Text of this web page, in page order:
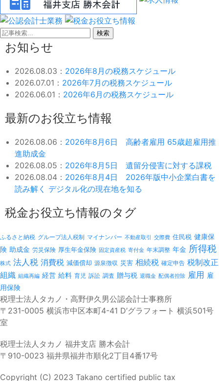
検索
お知らせ
2026.08.03： 2026年8月の税務スケジュール
2026.07.01： 2026年7月の税務スケジュール
2026.06.01： 2026年6月の税務スケジュール
最新のお役立ち情報
2026.08.06： 2026年8月6日 高齢者雇用 65歳超雇用推
進助成金
2026.08.05： 2026年8月5日 遺留分侵害に対する課税
2026.08.04： 2026年8月4日 2026年版中小企業白書を
読み解く デジタル化の現在地を知る
税金お役立ち情報のタグ
ふるさと納税 グループ法人税制 マイナンバー 不動産取引 交際費 住民税 健康保
険 助成金 労災保険 厚生年金保険 固定資産税 寄付金 年末調整 年金 所得税
株式 法人税 消費税 減価償却 源泉徴収 災害 相続税 確定申告 税制改正
組織 組織再編 経営 給料 育児 訴訟 調査 贈与税 退職金 配偶者控除 雇用 雇
用保険
税理士法人タカノ・高野伊久男公認会計士事務所
〒231-0005 横浜市中区本町4-41 D’グラフォート 横浜501号
室
税理士法人タカノ 福井支店 勝木会計
〒910-0023 福井県福井市順化2丁目4番17号
Copyright (C) 2023 Takano certified public tax